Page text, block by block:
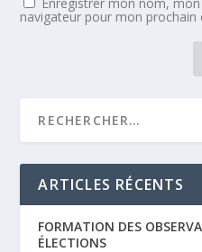
navigateur pour mon prochain
ARTICLES RÉCENTS
FORMATION DES
ÉLECTIONS